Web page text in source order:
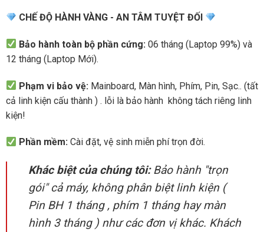
CHẾ ĐỘ HÀNH VÀNG - AN TÂM TUYỆT ĐỐI
Bảo hành toàn bộ phần cứng: 06 tháng (Laptop 99%) và
12 tháng (Laptop Mới).
Phạm vi bảo vệ: Mainboard, Màn hình, Phím, Pin, Sạc.. (tất
cả linh kiện cấu thành ) . lỗi là bảo hành không tách riêng linh
kiện!
Phần mềm: Cài đặt, vệ sinh miễn phí trọn đời.
Khác biệt của chúng tôi:Bảo hành "trọn
gói" cả máy, không phân biệt linh kiện (
Pin BH 1 tháng , phím 1 tháng hay màn
hình 3 tháng ) như các đơn vị khác. Khách